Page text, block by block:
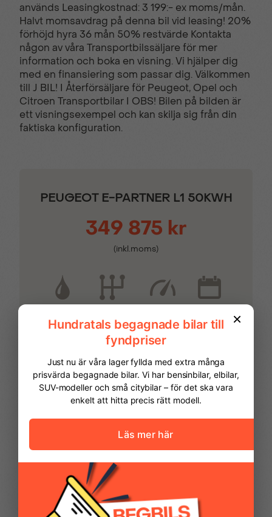
Belysning i
lastutrymmet
Bluetooth & USB
DAB Radio Defroster sidospeglar
Digital klocka Digital serviceindikator
Drive Assist Pack Däcktrycksensor TPMS
sidospeglar
Eluppvärmd vindruta ESP med ASR
Filhållningsassistans
Fjärrnyckel med
Fjärrstyrt centrallås
Färddator
Förvaringsfack
handskfacket
Förvaringsfack taket
Halogenstrålkastare
används Leasingkostnad: 3 199:- ex moms/mån.
Halvt momsavdrag på denna bil vid leasing! 20%
förhöjd hyra 36 mån 50% restvärde Kontakta
någon av våra Transportbilssäljare för mer
information och boka en visning. Vi hjälper dig
med en finansiering som passar dig. Välkommen
till J BIL! I Återförsäljare för Peugeot, Opel och
Citroen Transportbilar I OBS! Bilen på bilden är
ett visningsexempel och kan skilja sig från din
faktiska konfiguration.
PEUGEOT E-PARTNER L1 50KWH
349 875 kr
(inkl.moms)
FINANSIERING
Vi hjälper dig att ordna finansiering av
din bil. Här kan du räkna ut din
månadskostnad och även göra en